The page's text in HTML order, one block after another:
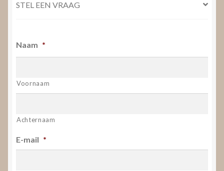
STEL EEN VRAAG
Naam *
Voornaam
Achternaam
E-mail *